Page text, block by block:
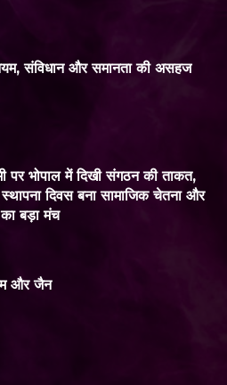
संविधान और समानता की असहज
पर भोपाल में दिखी संगठन की ताकत,
दिवस बना सामाजिक चेतना और
बड़ा मंच
और जैन